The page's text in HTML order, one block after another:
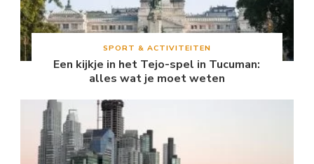
SPORT & ACTIVITEITEN
Een kijkje in het Tejo-spel in Tucuman:
alles wat je moet weten